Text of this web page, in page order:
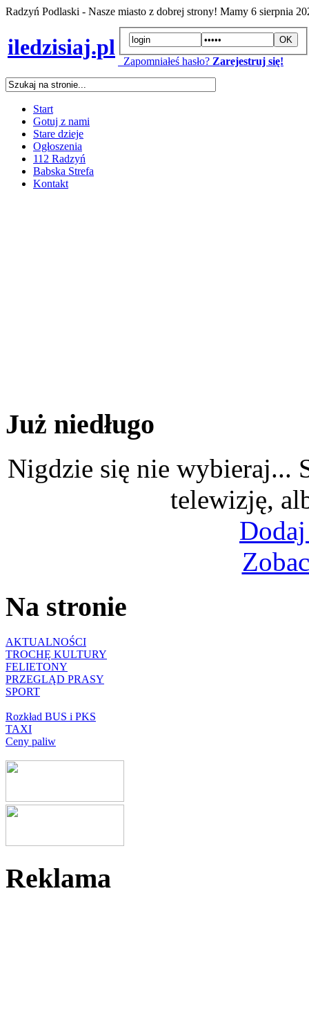
Radzyń Podlaski - Nasze miasto z dobrej strony! Mamy 6 sierpnia
iledzisiaj.pl
Zapomniałeś hasło? Zarejestruj się!
Start
Gotuj z nami
Stare dzieje
Ogłoszenia
112 Radzyń
Babska Strefa
Kontakt
Już niedługo
Nigdzie się nie wybieraj...
telewizję,
Na stronie
AKTUALNOŚCI
TROCHĘ KULTURY
FELIETONY
PRZEGLĄD PRASY
SPORT
Rozkład BUS i PKS
TAXI
Ceny paliw
Reklama